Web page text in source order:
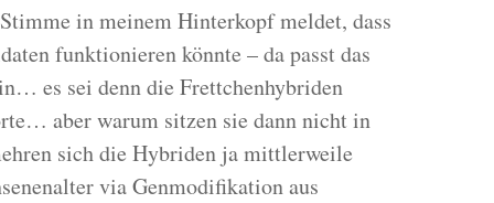
in meinem Hinterkopf meldet, dass
funktionieren könnte – da passt das
es sei denn die Frettchenhybriden
aber warum sitzen sie dann nicht in
sich die Hybriden ja mittlerweile
via Genmodifikation aus